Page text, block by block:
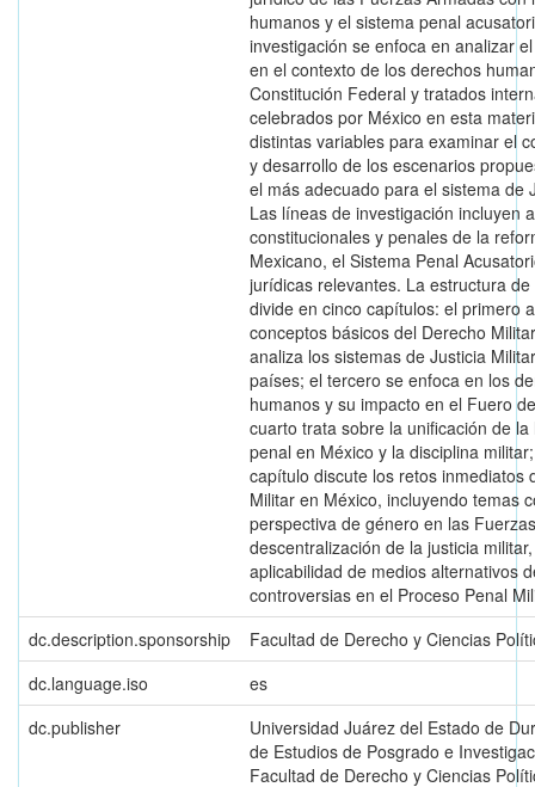
humanos y el sistema penal
investigación se enfoca en analizar
en el contexto de los derechos
Constitución Federal y tratados
celebrados por México en esta
distintas variables para examinar el
y desarrollo de los escenarios
el más adecuado para el sistema de
Las líneas de investigación incluyen
constitucionales y penales de la
Mexicano, el Sistema Penal
jurídicas relevantes. La estructura de
divide en cinco capítulos: el primero
conceptos básicos del Derecho
analiza los sistemas de Justicia
países; el tercero se enfoca en los
humanos y su impacto en el Fuero
cuarto trata sobre la unificación de la
penal en México y la disciplina
capítulo discute los retos inmediatos
Militar en México, incluyendo temas
perspectiva de género en las
descentralización de la justicia
aplicabilidad de medios alternativos
controversias en el Proceso Penal
dc.description.sponsorship
Facultad de Derecho y Ciencias
dc.language.iso
es
dc.publisher
Universidad Juárez del Estado de
de Estudios de Posgrado e
Facultad de Derecho y Ciencias